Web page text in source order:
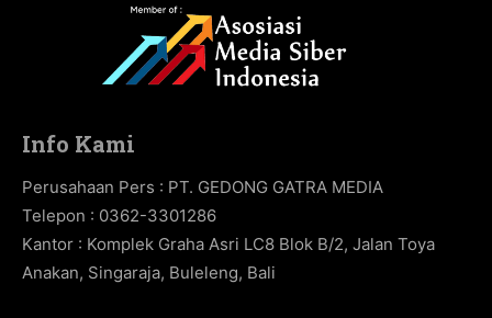
Info Kami
Perusahaan Pers : PT. GEDONG GATRA MEDIA
Telepon : 0362-3301286
Kantor : Komplek Graha Asri LC8 Blok B/2, Jalan Toya
Anakan, Singaraja, Buleleng, Bali